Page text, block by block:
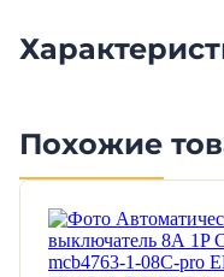
Похожие